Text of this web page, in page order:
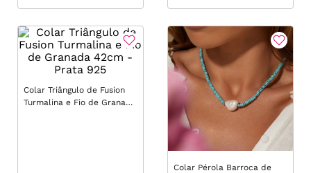
de Tigre e Zircônia Branca
Brancas e Pérolas de Água
Colar Triângulo de Fusion
Turmalina e Fio de Granada
Colar Pérola Barroca de